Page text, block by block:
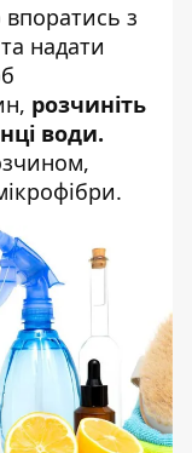
впоратись з
надати
розчиніть
води.